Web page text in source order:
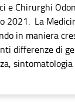
e Chirurghi
2021. La
in maniera
differenze di